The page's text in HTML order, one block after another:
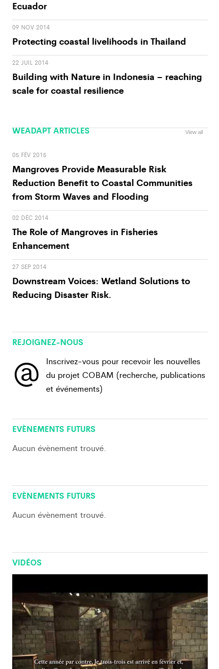
Ecuador
09 NOV 2014
Protecting coastal livelihoods in Thailand
22 JUIL 2014
Building with Nature in Indonesia – reaching
scale for coastal resilience
WEADAPT ARTICLES View all
05 FÉV 2015
Mangroves Provide Measurable Risk
Reduction Benefit to Coastal Communities
from Storm Waves and Flooding
02 DÉC 2014
The Role of Mangroves in Fisheries
Enhancement
27 SEP 2014
Downstream Voices: Wetland Solutions to
Reducing Disaster Risk.
REJOIGNEZ-NOUS
@
Inscrivez-vous pour recevoir les nouvelles
du projet COBAM (recherche, publications
et événements)
EVÈNEMENTS FUTURS
Aucun évènement trouvé.
EVÈNEMENTS FUTURS
Aucun évènement trouvé.
VIDÉOS